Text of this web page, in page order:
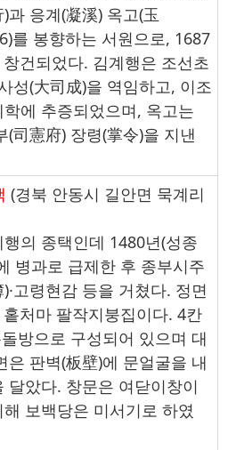
)과 응계(凝溪) 옥고(玉
를 봉향하는 서원으로, 1687
창건되었다. 김계행은 조선초
성(大司成)을 역임하고, 이조
에 추증되었으며, 옥고는
(司憲府) 장령(掌令)을 지낸
(경북 안동시 길안면 묵계리
의 종택인데 1480년(성종
병과로 급제한 후 종부시주
)·고령현감 등을 거쳤다. 정면
홑처마 팔작지붕집이다. 4칸
방으로 구성되어 있으며 대
은 판벽(板壁)에 문얼굴을 내
달았다. 창문은 여닫이창이
보백당은 미서기로 하였